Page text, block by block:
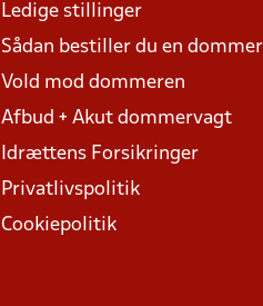
Ledige stillinger
Sådan bestiller du en dommer
Vold mod dommeren
Afbud + Akut dommervagt
Idrættens Forsikringer
Privatlivspolitik
Cookiepolitik